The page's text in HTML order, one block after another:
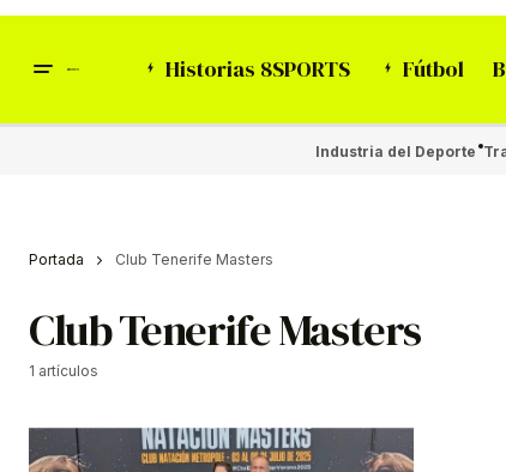
Historias 8SPORTS Fútbol
Industria del Deporte
Portada Club Tenerife Masters
Club Tenerife Masters
1 artículos